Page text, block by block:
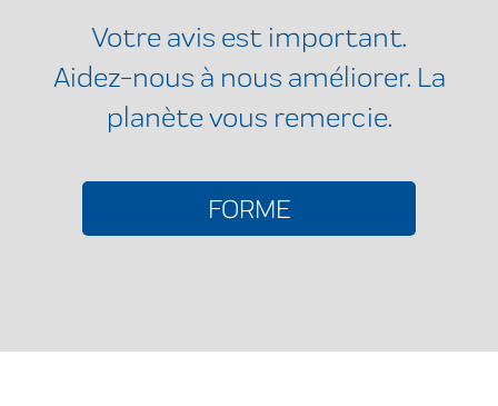
Votre avis est important.
Aidez-nous à nous améliorer. La
planète vous remercie.
FORME